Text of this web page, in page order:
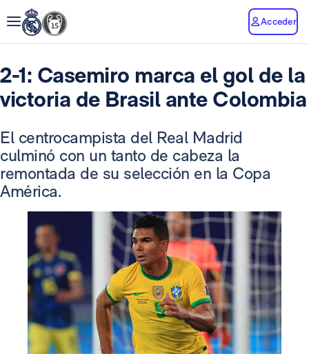
Acceder
2-1: Casemiro marca el gol de la
victoria de Brasil ante Colombia
El centrocampista del Real Madrid
culminó con un tanto de cabeza la
remontada de su selección en la Copa
América.